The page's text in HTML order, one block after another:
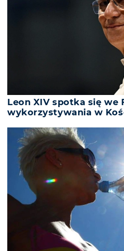
Leon XIV spotka się we
wykorzystywania w